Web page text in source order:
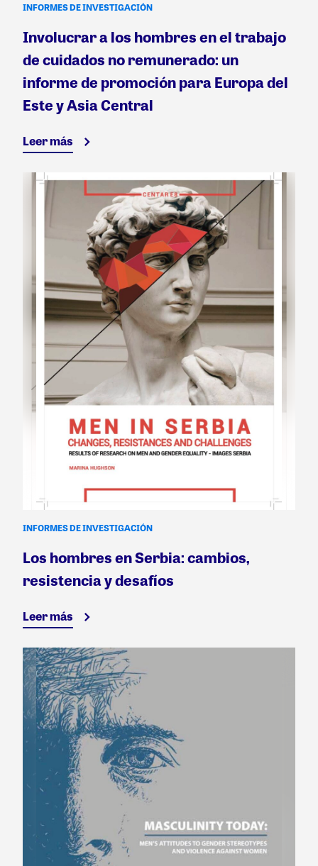
INFORMES DE INVESTIGACIÓN
Involucrar a los hombres en el trabajo
de cuidados no remunerado: un
informe de promoción para Europa del
Este y Asia Central
Leer más
INFORMES DE INVESTIGACIÓN
Los hombres en Serbia: cambios,
resistencia y desafíos
Leer más